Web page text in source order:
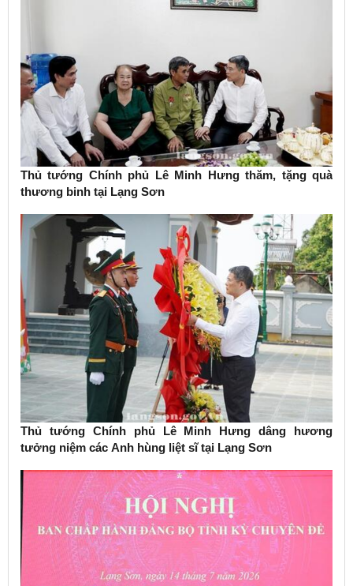
Thủ tướng Chính phủ Lê Minh Hưng thăm, tặng quà
thương binh tại Lạng Sơn
Thủ tướng Chính phủ Lê Minh Hưng dâng hương
tưởng niệm các Anh hùng liệt sĩ tại Lạng Sơn